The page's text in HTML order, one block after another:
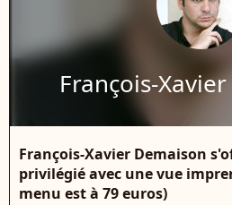
François-
François-Xavier Demaison
privilégié avec une vue
menu est à 79 euros)